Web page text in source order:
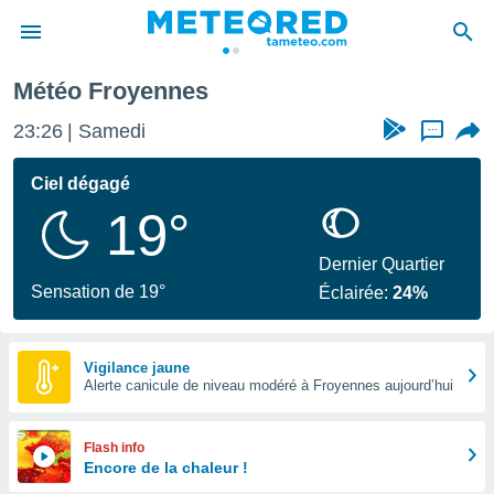
de
Météo Froyennes
23:26 Samedi ...
Ciel dégagé
19°
Sensation de 19°
Dernier Quartier
Éclairée:24%
Vigilance jaune
Alerte canicule de niveau modéré à Froyennes aujourd’hui
Flash info
Encore de la chaleur !